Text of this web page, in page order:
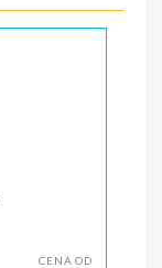
CENA OD